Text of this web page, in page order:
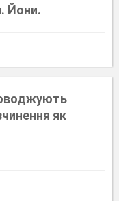
Йони.
як